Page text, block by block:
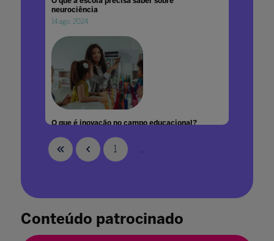
neurociência
14 ago. 2024
O que é inovação no campo educacional?
O que esperar do futuro da gestão
1
Conteúdo patrocinado